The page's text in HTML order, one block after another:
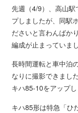
先週（4/9）、高山
プしましたが、同駅
ださいと言わんばか
編成が止まっていまし
長時間運転と車中泊
なりに撮影できまし
キハ85-10をアップし
キハ85形は特急「ひ